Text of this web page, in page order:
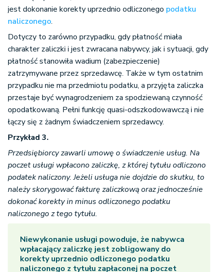
jest dokonanie korekty uprzednio odliczonego podatku
naliczonego.
Dotyczy to zarówno przypadku, gdy płatność miała
charakter zaliczki i jest zwracana nabywcy, jak i sytuacji, gdy
płatność stanowiła wadium (zabezpieczenie)
zatrzymywane przez sprzedawcę. Także w tym ostatnim
przypadku nie ma przedmiotu podatku, a przyjęta zaliczka
przestaje być wynagrodzeniem za spodziewaną czynność
opodatkowaną. Pełni funkcję quasi-odszkodowawczą i nie
łączy się z żadnym świadczeniem sprzedawcy.
Przykład 3.
Przedsiębiorcy zawarli umowę o świadczenie usług. Na
poczet usługi wpłacono zaliczkę, z której tytułu odliczono
podatek naliczony. Jeżeli usługa nie dojdzie do skutku, to
należy skorygować fakturę zaliczkową oraz jednocześnie
dokonać korekty in minus odliczonego podatku
naliczonego z tego tytułu.
Niewykonanie usługi powoduje, że nabywca
wpłacający zaliczkę jest zobligowany do
korekty uprzednio odliczonego podatku
naliczonego z tytułu zapłaconej na poczet